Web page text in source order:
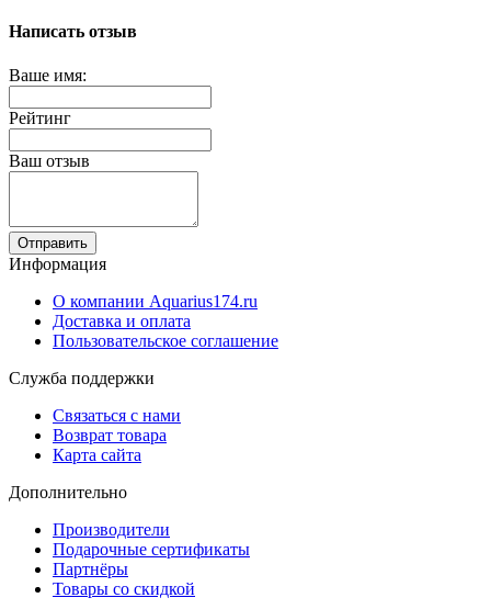
Написать отзыв
Ваше имя:
Рейтинг
Ваш отзыв
Отправить
Информация
О компании Aquarius174.ru
Доставка и оплата
Пользовательское соглашение
Служба поддержки
Связаться с нами
Возврат товара
Карта сайта
Дополнительно
Производители
Подарочные сертификаты
Партнёры
Товары со скидкой